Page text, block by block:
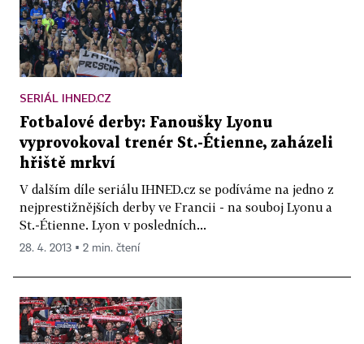
SERIÁL IHNED.CZ
Fotbalové derby: Fanoušky Lyonu
vyprovokoval trenér St.-Étienne, zaházeli
hřiště mrkví
V dalším díle seriálu IHNED.cz se podíváme na jedno z
nejprestižnějších derby ve Francii - na souboj Lyonu a
St.-Étienne. Lyon v posledních...
28. 4. 2013 ▪ 2 min. čtení